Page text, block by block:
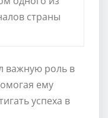
страны
важную роль в
ему
успеха в